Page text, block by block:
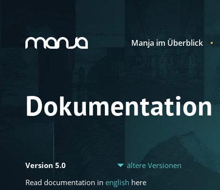
Navigation Manja im Überblick
Dokumentation
Version 5.0
ältere Versionen
Read documentation in english here